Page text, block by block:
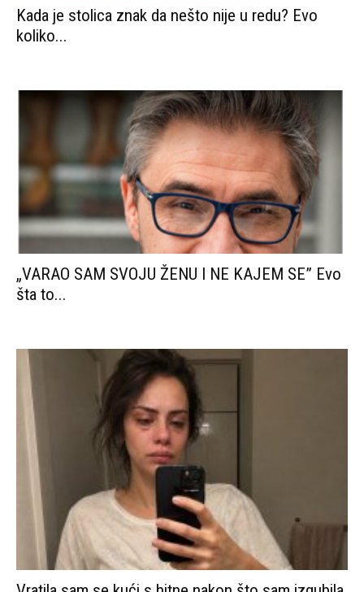
Kada je stolica znak da nešto nije u redu? Evo
koliko...
„VARAO SAM SVOJU ŽENU I NE KAJEM SE” Evo
šta to...